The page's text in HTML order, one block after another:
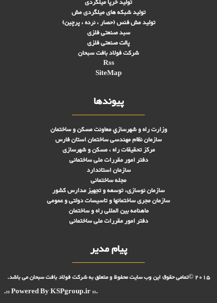
تولید خرپا میلگردی
تولید شبکه های ميلگردی مش
تولید مش فنس (حصار ، نرده ، پرچین)
سبد صنعتی فلزی
پالت صنعتی فلزی
شرکت فولاد بافت سبحان
Rss
SiteMap
پیوندها
وزارت راه و شهرسازي معاونت مسکن و ساختمان
سازمان نظام مهندسی ساختمان استان فارس
مرکز تحقیقات راه ، مسکن و شهرسازی
دفتر امور مقررات ملی ساختمانی
سازمان استاندارد
مجله ساختمانی
سازمان نوسازی، توسعه و تجهیز مدارس کشور
سازمان مجری ساختمانها و تاسيسات دولتی و عمومی
ماهنامه بین المللی راه و ساختمان
دفتر امور مقررات ملی ساختمانی
پیام مدیر
2015 ©تمامی حقوق این وب سایت محفوظ و متعلق به شرکت فولاد بافت سبحان می باشد.
.:: Powered By KSPgroup.ir ::.